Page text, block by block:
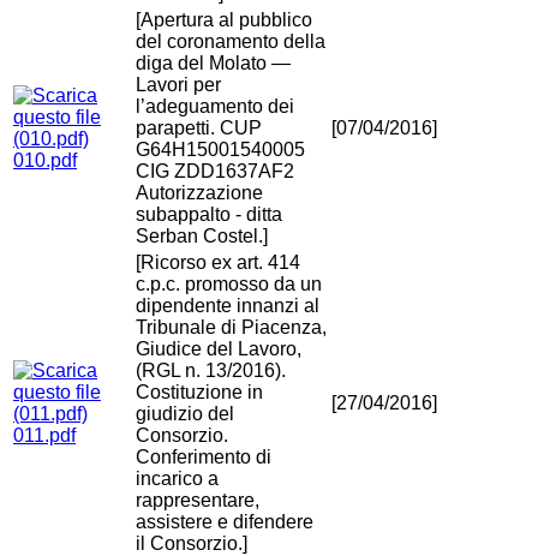
010.pdf
[Apertura al pubblico
del coronamento della
diga del Molato —
Lavori per
l’adeguamento dei
parapetti. CUP
G64H15001540005
CIG ZDD1637AF2
Autorizzazione
subappalto - ditta
Serban Costel.]
[07/04/2016]
011.pdf
[Ricorso ex art. 414
c.p.c. promosso da un
dipendente innanzi al
Tribunale di Piacenza,
Giudice del Lavoro,
(RGL n. 13/2016).
Costituzione in
giudizio del
Consorzio.
Conferimento di
incarico a
rappresentare,
assistere e difendere
il Consorzio.]
[27/04/2016]